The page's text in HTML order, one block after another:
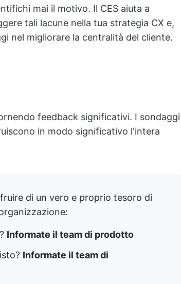
mai il motivo. Il CES aiuta a
tali lacune nella tua strategia CX e,
nel migliorare la centralità del cliente.
feedback significativi. I sondaggi
in modo significativo l'intera
di un vero e proprio tesoro di
Informate il team di prodotto
Informate il team di